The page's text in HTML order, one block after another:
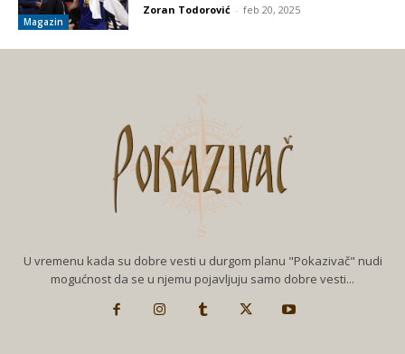
Magazin
Zoran Todorović - feb 20, 2025
U vremenu kada su dobre vesti u durgom planu "Pokazivač" nudi
mogućnost da se u njemu pojavljuju samo dobre vesti...